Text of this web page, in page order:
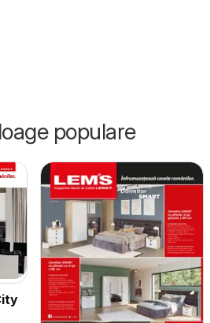
populare